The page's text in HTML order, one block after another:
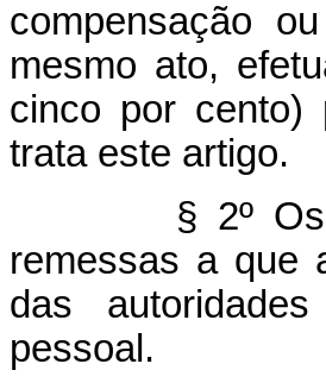
compensação
mesmo ato,
cinco por cento)
trata este artigo.
§ 2º
remessas a que
das
pessoal.